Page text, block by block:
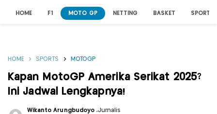
HOME F1 MOTO GP NETTING BASKET SPORT
HOME SPORTS MOTOGP
Kapan MotoGP Amerika Serikat 2025?
Ini Jadwal Lengkapnya!
Wikanto Arungbudoyo ,Jurnalis